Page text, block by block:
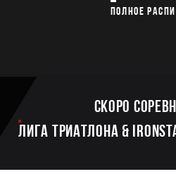
ПОЛНОЕ
Скоро
ЛИГА ТРИАТЛОНА &